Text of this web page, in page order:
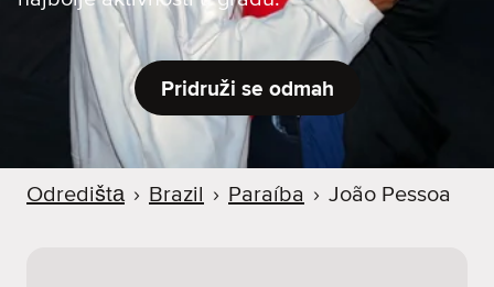
Pridruži se odmah
Odredištа › Brazil › Paraíba › João Pessoa